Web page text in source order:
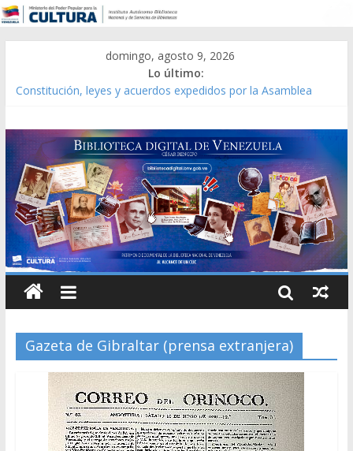
domingo, agosto 9, 2026
Lo último:
Constitución, leyes y acuerdos expedidos por la Asamblea
Modesta Bor Sánchez [material gráfico]
Gaceta Oficial de la República de Venezuela año CXXXIII Mes V,
Caracas 09 de marzo de 2006 N° 38.394
Catálogo temático de obras de Modesta Bor
Gazeta de Gibraltar (prensa extranjera)